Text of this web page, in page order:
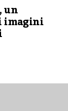
un
imagini